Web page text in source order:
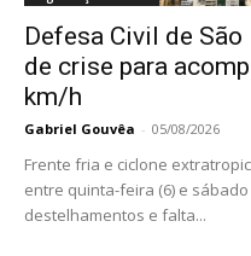
Defesa Civil de
de crise para
km/h
Gabriel Gouvêa - 05/08/2026
Frente fria e ciclone
entre quinta-feira (6) e
destelhamentos e falta...